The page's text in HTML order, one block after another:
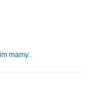
mamy..